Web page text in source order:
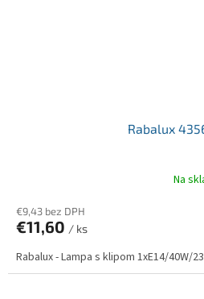
Rabalux
Na
€9,43 bez DPH
€11,60 / ks
Rabalux - Lampa s klipom 1xE14/40W/